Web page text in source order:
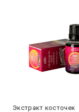
Экстракт косточек